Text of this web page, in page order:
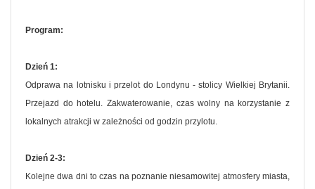
Program:
Dzień 1:
Odprawa na lotnisku i przelot do Londynu - stolicy Wielkiej Brytanii.
Przejazd do hotelu. Zakwaterowanie, czas wolny na korzystanie z
lokalnych atrakcji w zależności od godzin przylotu.
Dzień 2-3:
Kolejne dwa dni to czas na poznanie niesamowitej atmosfery miasta,